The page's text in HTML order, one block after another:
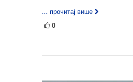
... прочитај више
0